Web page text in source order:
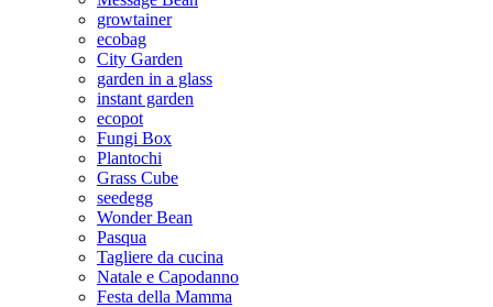
growtainer
ecobag
City Garden
garden in a glass
instant garden
ecopot
Fungi Box
Plantochi
Grass Cube
seedegg
Wonder Bean
Pasqua
Tagliere da cucina
Natale e Capodanno
Festa della Mamma